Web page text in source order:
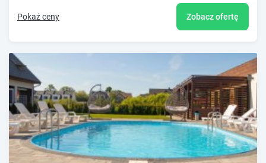
Pokaż ceny Zobacz ofertę